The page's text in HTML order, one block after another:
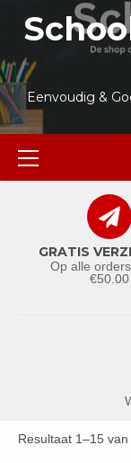
inhoud
Eenvoudig &
Primair
menu
GRATIS
Op alle
€50.00
Resultaat 1–15